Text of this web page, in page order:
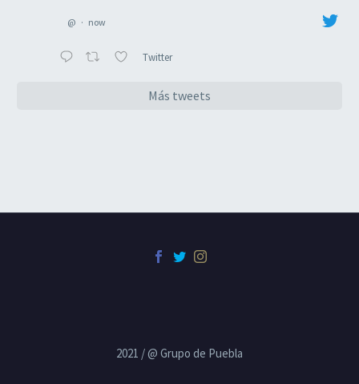
@ · now
Twitter
Más tweets
2021 / @ Grupo de Puebla